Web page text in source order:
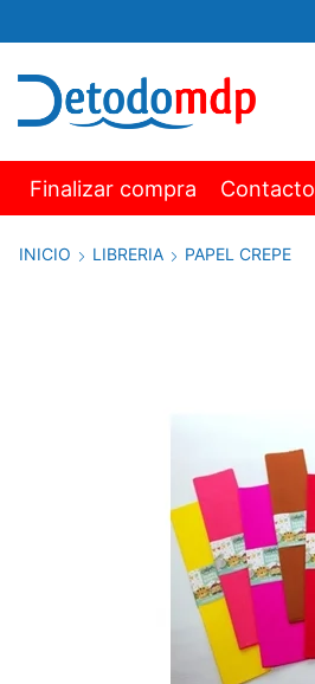
Finalizar compra Contacto
INICIO LIBRERIA PAPEL CREPE